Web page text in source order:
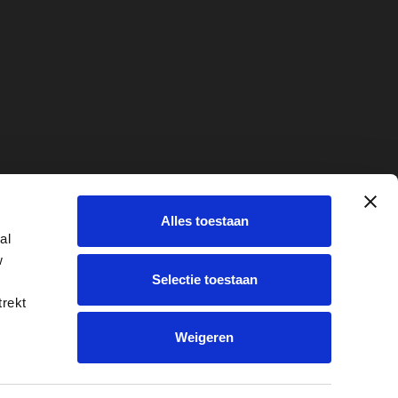
Alles toestaan
Selectie toestaan
Weigeren